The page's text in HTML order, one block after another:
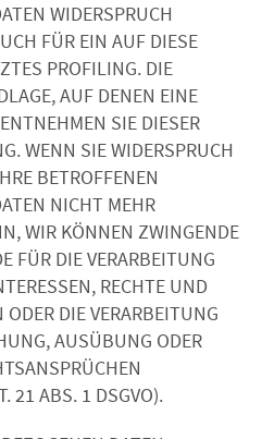
WIDERSPRUCH
FÜR EIN AUF DIESE
PROFILING. DIE
AUF DENEN EINE
SIE DIESER
WENN SIE WIDERSPRUCH
BETROFFENEN
NICHT MEHR
WIR KÖNNEN ZWINGENDE
FÜR DIE VERARBEITUNG
RECHTE UND
DIE VERARBEITUNG
AUSÜBUNG ODER
21 ABS. 1 DSGVO).